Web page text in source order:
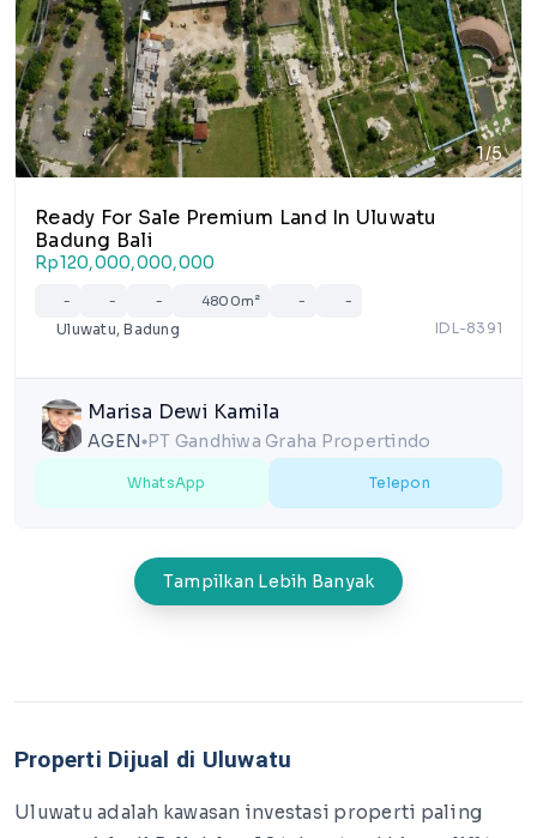
1/5
Ready For Sale Premium Land In Uluwatu
Badung Bali
Rp120,000,000,000
- - - 4800m² - -
Uluwatu, Badung IDL-8391
Marisa Dewi Kamila
AGEN lens PT Gandhiwa Graha Propertindo
WhatsApp Telepon
Tampilkan Lebih Banyak
Properti Dijual di Uluwatu
Uluwatu adalah kawasan investasi properti paling